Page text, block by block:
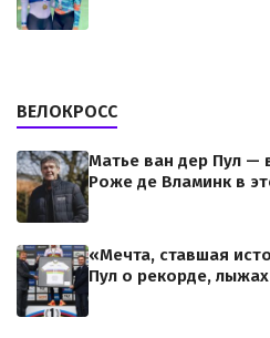
ВЕЛОКРОСС
Матье ван дер Пул —
Роже де Вламинк в
«Мечта, ставшая
Пул о рекорде,